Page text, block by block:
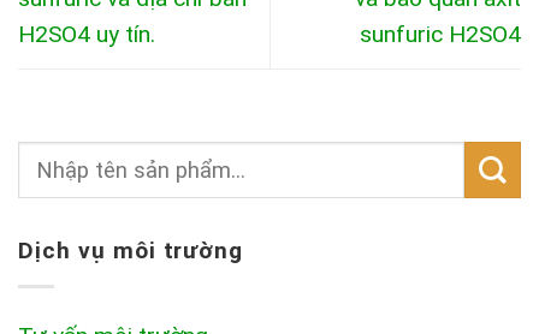
H2SO4 uy tín.
sunfuric H2SO4
Dịch vụ môi trường